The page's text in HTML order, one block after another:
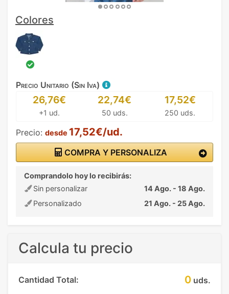
Colores
Precio Unitario (Sin Iva)
26,76€
+1 ud.
22,74€
50 uds.
17,52€
250 uds.
Precio: desde 17,52€/ud.
COMPRA Y PERSONALIZA
Comprandolo hoy lo recibirás:
Sin personalizar
14 Ago. - 18 Ago.
Personalizado
21 Ago. - 25 Ago.
Calcula tu precio
Cantidad Total: 0 uds.